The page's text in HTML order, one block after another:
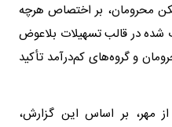
محرومان، بر اختصاص هرچه
جذب‌ شده در قالب تسهیلات بلاعوض
و گروه‌های کم‌درآمد تأکید
مهر، بر اساس این گزارش،